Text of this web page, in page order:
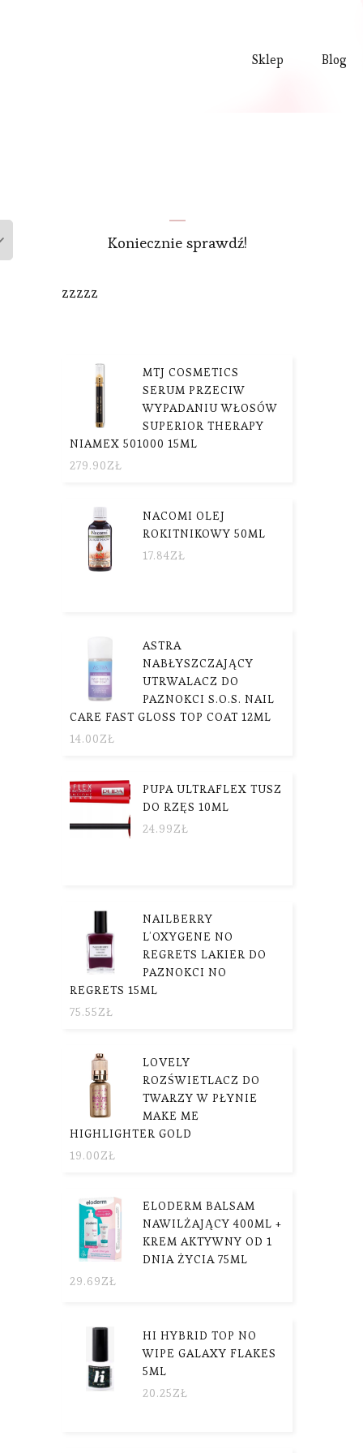
Sklep Blog
Koniecznie sprawdź!
zzzzz
MTJ COSMETICS
SERUM PRZECIW
WYPADANIU WŁOSÓW
SUPERIOR THERAPY
NIAMEX 501000 15ML
279.90ZŁ
NACOMI OLEJ
ROKITNIKOWY 50ML
17.84ZŁ
ASTRA
NABŁYSZCZAJĄCY
UTRWALACZ DO
PAZNOKCI S.O.S. NAIL
CARE FAST GLOSS TOP COAT 12ML
14.00ZŁ
PUPA ULTRAFLEX TUSZ
DO RZĘS 10ML
24.99ZŁ
NAILBERRY
L’OXYGENE NO
REGRETS LAKIER DO
PAZNOKCI NO
REGRETS 15ML
75.55ZŁ
LOVELY
ROZŚWIETLACZ DO
TWARZY W PŁYNIE
MAKE ME
HIGHLIGHTER GOLD
19.00ZŁ
ELODERM BALSAM
NAWILŻAJĄCY 400ML +
KREM AKTYWNY OD 1
DNIA ŻYCIA 75ML
29.69ZŁ
HI HYBRID TOP NO
WIPE GALAXY FLAKES
5ML
20.25ZŁ